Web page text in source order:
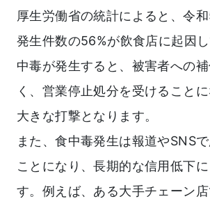
厚生労働省の統計によると、令
発生件数の56%が飲食店に起因
中毒が発生すると、被害者への
く、営業停止処分を受けること
大きな打撃となります。
また、食中毒発生は報道やSNS
ことになり、長期的な信用低下
す。例えば、ある大手チェーン